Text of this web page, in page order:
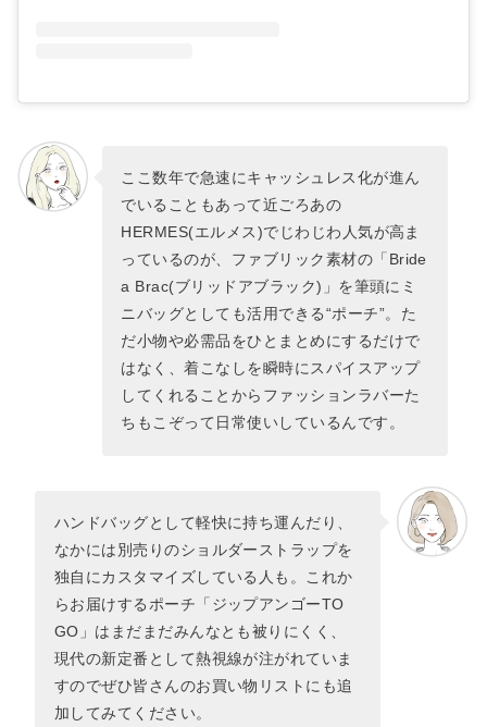
ここ数年で急速にキャッシュレス化が進ん
でいることもあって近ごろあの
HERMES(エルメス)でじわじわ人気が高ま
っているのが、ファブリック素材の「Bride
a Brac(ブリッドアブラック)」を筆頭にミ
ニバッグとしても活用できる“ポーチ”。た
だ小物や必需品をひとまとめにするだけで
はなく、着こなしを瞬時にスパイスアップ
してくれることからファッションラバーた
ちもこぞって日常使いしているんです。
ハンドバッグとして軽快に持ち運んだり、
なかには別売りのショルダーストラップを
独自にカスタマイズしている人も。これか
らお届けするポーチ「ジップアンゴーTO
GO」はまだまだみんなとも被りにくく、
現代の新定番として熱視線が注がれていま
すのでぜひ皆さんのお買い物リストにも追
加してみてください。